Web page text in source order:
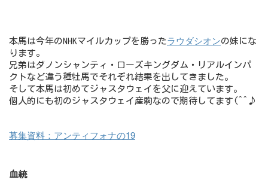
本馬は今年のNHKマイルカップを勝ったラウダシオンの妹にな
ります。
兄弟はダノンシャンティ・ローズキングダム・リアルインパ
クトなど違う種牡馬でそれぞれ結果を出してきました。
そして本馬は初めてジャスタウェイを父に迎えています。
個人的にも初のジャスタウェイ産駒なので期待してます(^^♪
募集資料：アンティフォナの19
血統